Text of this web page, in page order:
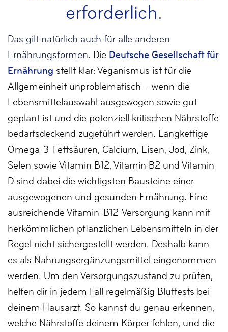
erforderlich.
Das gilt natürlich auch für alle anderen
Ernährungsformen. Die Deutsche Gesellschaft für
Ernährung stellt klar: Veganismus ist für die
Allgemeinheit unproblematisch – wenn die
Lebensmittelauswahl ausgewogen sowie gut
geplant ist und die potenziell kritischen Nährstoffe
bedarfsdeckend zugeführt werden. Langkettige
Omega-3-Fettsäuren, Calcium, Eisen, Jod, Zink,
Selen sowie Vitamin B12, Vitamin B2 und Vitamin
D sind dabei die wichtigsten Bausteine einer
ausgewogenen und gesunden Ernährung. Eine
ausreichende Vitamin-B12-Versorgung kann mit
herkömmlichen pflanzlichen Lebensmitteln in der
Regel nicht sichergestellt werden. Deshalb kann
es als Nahrungsergänzungsmittel eingenommen
werden. Um den Versorgungszustand zu prüfen,
helfen dir in jedem Fall regelmäßig Bluttests bei
deinem Hausarzt. So kannst du genau erkennen,
welche Nährstoffe deinem Körper fehlen, und die